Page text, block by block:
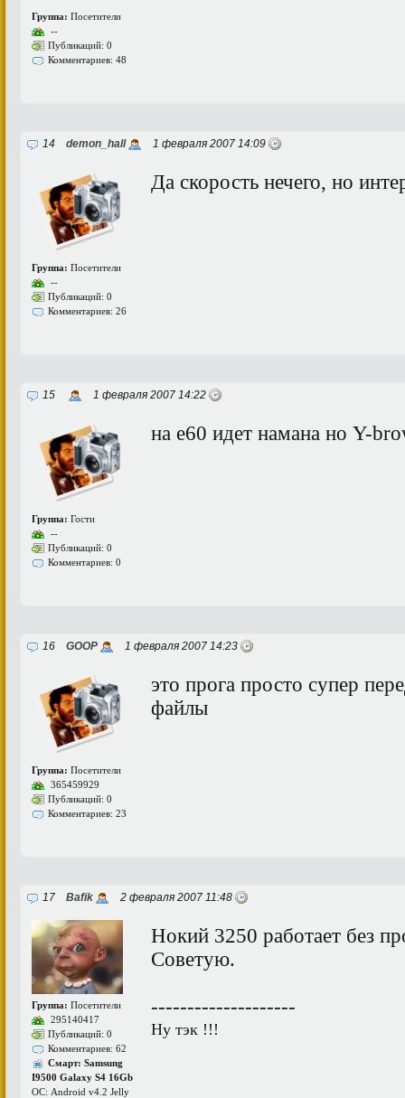
Группа: Посетители
--
Публикаций: 0
Комментариев: 48
14 demon_hall 1 февраля 2007 14:09
Группа: Посетители
--
Публикаций: 0
Комментариев: 26
Да скорость нечего, но
15 1 февраля 2007 14:22
Группа: Гости
--
Публикаций: 0
Комментариев: 0
на е60 идет намана но Y-
16 GOOP 1 февраля 2007 14:23
Группа: Посетители
365459929
Публикаций: 0
Комментариев: 23
это прога просто супер
файлы
17 Bafik 2 февраля 2007 11:48
Группа: Посетители
295140417
Публикаций: 0
Комментариев: 62
Смарт: Samsung
I9500 Galaxy S4 16Gb
ОС: Android v4.2 Jelly
Нокий 3250 работает без
Советую.
--------------------
Ну тэк !!!